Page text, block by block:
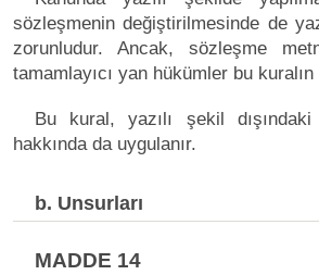
sözleşmenin değiştirilmesinde de
zorunludur. Ancak, sözleşme
tamamlayıcı yan hükümler bu kuralın
Bu kural, yazılı şekil
hakkında da uygulanır.
b. Unsurları
MADDE 14